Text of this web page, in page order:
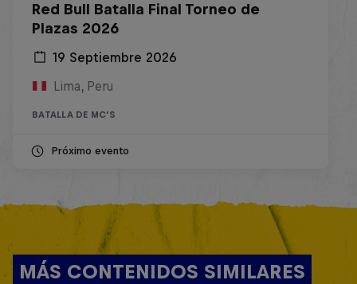
Red Bull Batalla Final Torneo de
Plazas 2026
19 Septiembre 2026
Lima, Peru
BATALLA DE MC'S
Próximo evento
MÁS CONTENIDOS SIMILARES